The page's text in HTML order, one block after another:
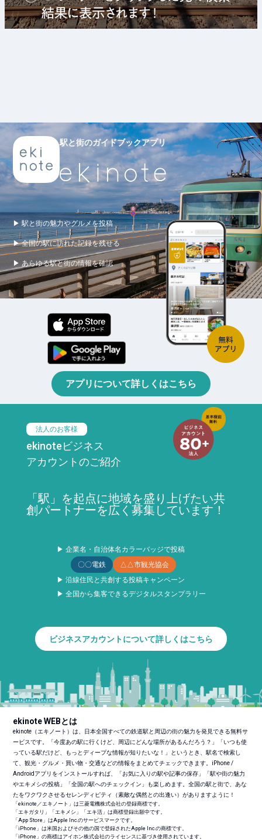
駅と街のガイドブックアプリ
▶ 駅と街の魅力やグルメを投稿
▶ 全国の駅に訪れた記録を残せる
▶ あらゆる駅と街の情報を確認
アプリについて詳しくはこちら
法人のお客様
ekinoteビジネス
アカウントのご紹介
「駅」を起点に地域を盛り上げたい共
創パートナーを広く募集しています！
▶ 企業名・自治体名カラーバッジで投稿
〇〇電鉄
△△市観光協会
▶ 沿線住民と共創する投稿キャンペーン
▶ 全国から集客できるデジタルスタンプラリー
ビジネスアカウントについて詳しくはこちら
ekinote WEBとは
ekinote（エキノート）は、日本全国すべての鉄道駅と周辺の街の魅力を発見できる無料サ
ービスです。「今度あの駅に行くけど、周辺にどんな場所があるんだろう？」「いつも使
っている駅だけど、もっとディープな情報が知りたいな！」というとき、駅名で検索し
て、観光・グルメ・買い物・交通などの情報をまとめてチェックできます。iPhone /
Androidアプリをインストールすれば、「お気に入りの駅や記事の保存」「駅や街の魅力
やエキメシの投稿」「全国の駅へのチェックイン」も楽しめます。全国の駅と街で、あな
たをワクワクさせるセレンディピティ（素敵な偶然との出逢い）がありますように！
「ekinote／エキノート」は三菱電機株式会社の登録商標です。
「エキガタリ」「エキメシ」「エキ活」は商標登録出願中です。
「App Store」はApple Inc.のサービスマークです。
「iPhone」は米国およびその他の国で登録されたApple Inc.の商標です。
「iPhone」の商標はアイホン株式会社のライセンスに基づき使用されています。